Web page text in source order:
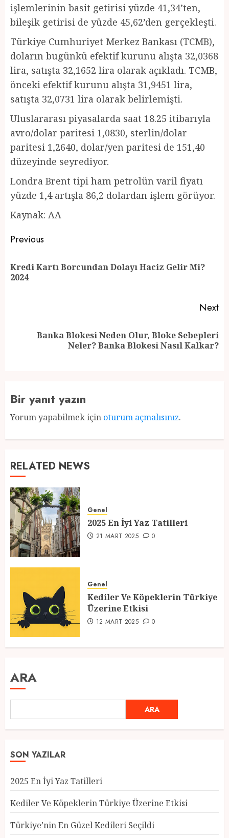
işlemlerinin basit getirisi yüzde 41,34’ten,
bileşik getirisi de yüzde 45,62’den gerçekleşti.
Türkiye Cumhuriyet Merkez Bankası (TCMB),
doların bugünkü efektif kurunu alışta 32,0368
lira, satışta 32,1652 lira olarak açıkladı. TCMB,
önceki efektif kurunu alışta 31,9451 lira,
satışta 32,0731 lira olarak belirlemişti.
Uluslararası piyasalarda saat 18.25 itibarıyla
avro/dolar paritesi 1,0830, sterlin/dolar
paritesi 1,2640, dolar/yen paritesi de 151,40
düzeyinde seyrediyor.
Londra Brent tipi ham petrolün varil fiyatı
yüzde 1,4 artışla 86,2 dolardan işlem görüyor.
Kaynak: AA
Post
navigation
Previous
Kredi Kartı Borcundan Dolayı Haciz Gelir Mi?
2024
Next
Banka Blokesi Neden Olur, Bloke Sebepleri
Neler? Banka Blokesi Nasıl Kalkar?
Bir yanıt yazın
Yorum yapabilmek için oturum açmalısınız.
RELATED NEWS
Genel
2025 En İyi Yaz Tatilleri
21 MART 2025 0
Genel
Kediler Ve Köpeklerin Türkiye
Üzerine Etkisi
12 MART 2025 0
ARA
ARA
SON YAZILAR
2025 En İyi Yaz Tatilleri
Kediler Ve Köpeklerin Türkiye Üzerine Etkisi
Türkiye’nin En Güzel Kedileri Seçildi